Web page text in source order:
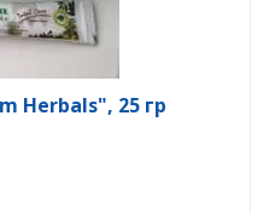
Herbals", 25 гр